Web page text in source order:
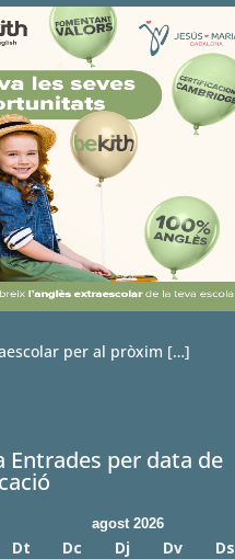
per al pròxim […]
Entrades per data de
agost 2026
Dt Dc Dj Dv Ds